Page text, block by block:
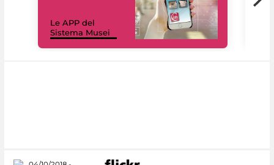
Le APP del
Sistema Musei